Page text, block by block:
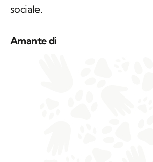
sociale.
Amante di